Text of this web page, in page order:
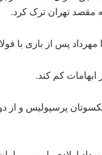
مقصد تهران ترک کرد.
پس از بازی با
ابهامات کم کند.
پرسپولیس و از